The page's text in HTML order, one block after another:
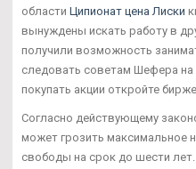
области Ципионат цена Лиски
вынуждены искать работу в
получили возможность
следовать советам Шефера на
покупать акции откройте
Согласно действующему
может грозить максимальное
свободы на срок до шести